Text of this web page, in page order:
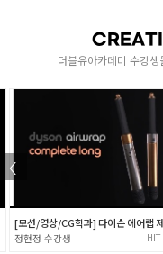
- 저작권 문제
[ Transition &
- PIP ( Picture
프리미어 편집
- 편집 영상 소스
- 영상편집에 유
- 모자이크와 블
- 오디오 효과 활
더블유아카데미 수강
정현정